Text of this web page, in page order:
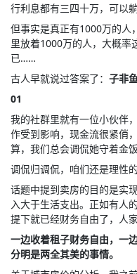
行利息都有三四十万，可以躺
但事实是真正有1000万的人
里放着1000万的人，大概率
已……
古人早就说过答案了： 子非
01
我的社群里就有一位小伙伴
作受到影响，现金流很紧俏
算，我们总会调侃她守着金
调侃归调侃，咱们还是理性
话题中提到卖房的目的是实
入大于生活支出。正如有人
提下就已经财务自由了，人
一边收着租子财务自由，一
分明是两全其美的事情。